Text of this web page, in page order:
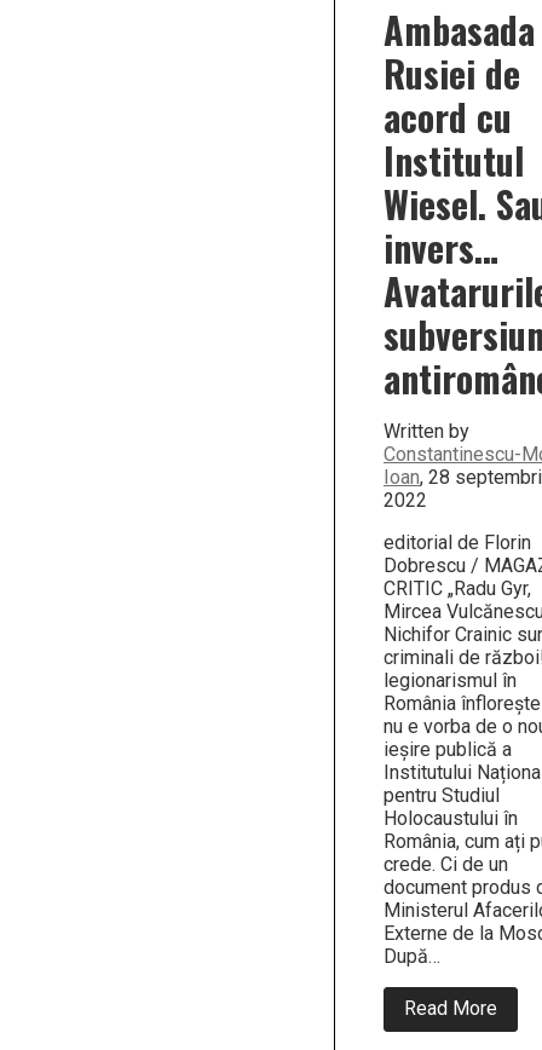
Ambasada
Rusiei de
acord cu
Institutul
Wiesel.
invers…
Written by
Constantinescu-
Ioan, 28
2022
editorial de Florin
Dobrescu /
CRITIC „Radu Gyr,
Mircea
Nichifor Crainic
criminali de
legionarismul în
România
nu e vorba de o
ieșire publică a
Institutului
pentru Studiul
Holocaustului în
România, cum ați
crede. Ci de un
document produs
Ministerul
Externe de la
După…
Read More